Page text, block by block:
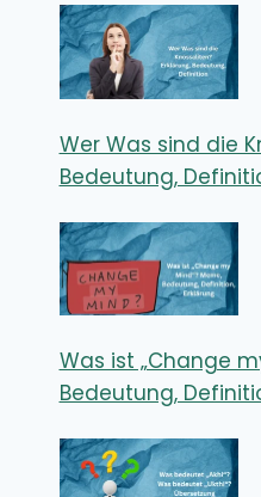
Wer Was sind die
Bedeutung,
Was ist „Change
Bedeutung,